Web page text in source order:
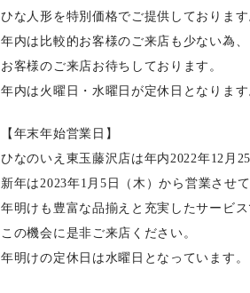
ひな人形を特別価格でご提供しておりま
年内は比較的お客様のご来店も少ない為
お客様のご来店お待ちしております。
年内は火曜日・水曜日が定休日となります
【年末年始営業日】
ひなのいえ東玉藤沢店は年内2022年12月
新年は2023年1月5日（木）から営業させ
年明けも豊富な品揃えと充実したサービ
この機会に是非ご来店ください。
年明けの定休日は水曜日となっています。